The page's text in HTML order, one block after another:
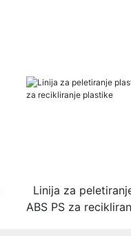
Linija za
ABS PS za